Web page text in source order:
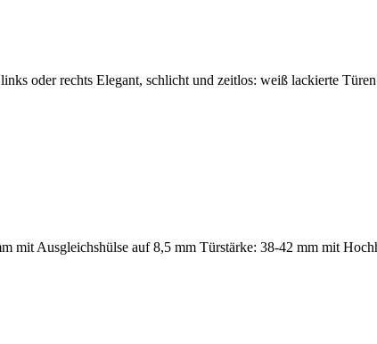
oder rechts Elegant, schlicht und zeitlos: weiß lackierte
mit Ausgleichshülse auf 8,5 mm Türstärke: 38-42 mm mit